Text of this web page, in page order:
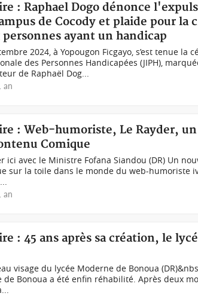
: Raphael Dogo dénonce
de Cocody et plaide pour
ayant un handicap
2024, à Yopougon Ficgayo, s’est tenue la
des Personnes Handicapées (JIPH),
de Raphaël Dog...
an
: Web-humoriste, Le Rayder,
Comique
ici avec le Ministre Fofana Siandou (DR) Un
sur la toile dans le monde du web-humoriste
an
: 45 ans après sa création, le
visage du lycée Moderne de Bonoua
de Bonoua a été enfin réhabilité. Après deux